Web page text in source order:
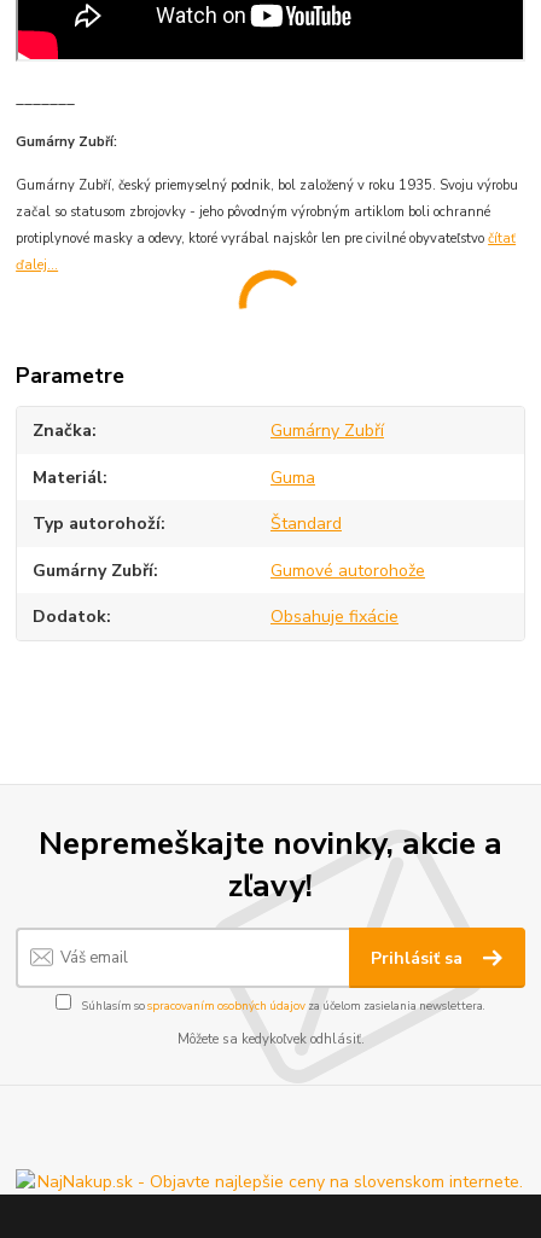
_______
Gumárny Zubří:
Gumárny Zubří, český priemyselný podnik, bol založený v roku 1935. Svoju výrobu
začal so statusom zbrojovky - jeho pôvodným výrobným artiklom boli ochranné
protiplynové masky a odevy, ktoré vyrábal najskôr len pre civilné obyvateľstvočítať
ďalej...
Parametre
Značka Gumárny Zubří
Materiál Guma
Typ autorohoží Štandard
Gumárny Zubří Gumové autorohože
Dodatok Obsahuje fixácie
Nepremeškajte novinky, akcie a
zľavy!
Prihlásiť sa
Súhlasím sospracovaním osobných údajov za účelom zasielania newslettera.
Môžete sa kedykoľvek odhlásiť.